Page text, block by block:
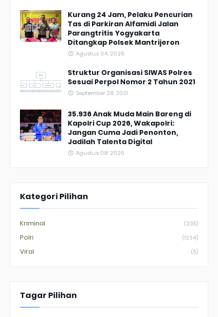
Kurang 24 Jam, Pelaku Pencurian
Tas di Parkiran Alfamidi Jalan
Parangtritis Yogyakarta
Ditangkap Polsek Mantrijeron
Agustus 04, 2026
Struktur Organisasi SIWAS Polres
Sesuai Perpol Nomor 2 Tahun 2021
September 28, 2021
35.936 Anak Muda Main Bareng di
Kapolri Cup 2026, Wakapolri:
Jangan Cuma Jadi Penonton,
Jadilah Talenta Digital
Agustus 08, 2026
Kategori Pilihan
Kriminal (235)
Polri (1234)
Viral (5)
Tagar Pilihan